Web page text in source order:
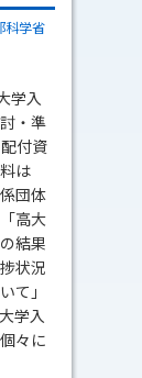
科学省
学入
・準
付資
は
団体
高大
結果
状況
て」
学入
々に